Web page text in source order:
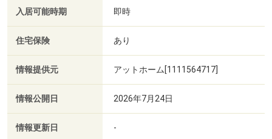
入居可能時期 即時
住宅保険 あり
情報提供元 アットホーム[1111564717]
情報公開日 2026年7月24日
情報更新日 -